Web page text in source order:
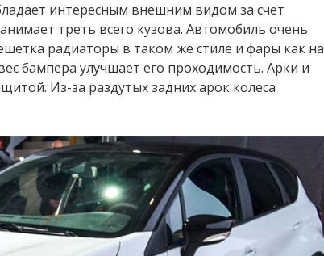
интересным внешним видом за счет
треть всего кузова. Автомобиль очень
радиаторы в таком же стиле и фары как на
бампера улучшает его проходимость. Арки и
Из-за раздутых задних арок колеса